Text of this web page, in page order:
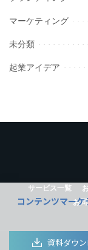
マーケティング
未分類
起業アイデア
サービス一覧
お
コンテンツマー
資料ダウ